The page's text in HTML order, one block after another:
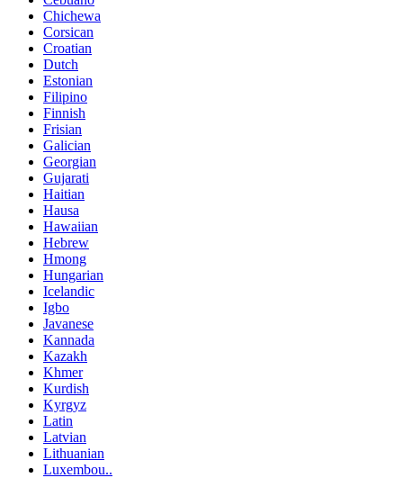
Chichewa
Corsican
Croatian
Dutch
Estonian
Filipino
Finnish
Frisian
Galician
Georgian
Gujarati
Haitian
Hausa
Hawaiian
Hebrew
Hmong
Hungarian
Icelandic
Igbo
Javanese
Kannada
Kazakh
Khmer
Kurdish
Kyrgyz
Latin
Latvian
Lithuanian
Luxembou..